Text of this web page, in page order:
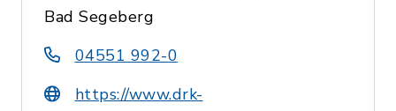
Bad Segeberg
04551 992-0
https://www.drk-